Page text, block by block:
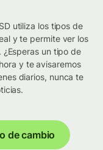
utiliza los tipos de
y te permite ver los
un tipo de
y te avisaremos
diarios, nunca te
de cambio